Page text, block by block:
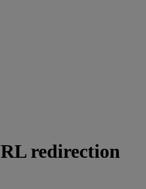
redirection